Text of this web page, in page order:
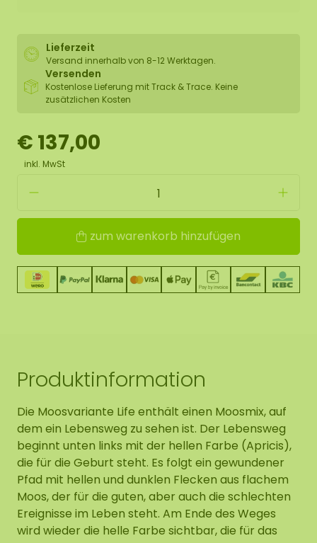
Lieferzeit
Versand innerhalb von 8-12 Werktagen.
Versenden
Kostenlose Lieferung mit Track & Trace. Keine
zusätzlichen Kosten
€ 137,00
inkl. MwSt
zum warenkorb hinzufügen
Produktinformation
Die Moosvariante Life enthält einen Moosmix, auf
dem ein Lebensweg zu sehen ist. Der Lebensweg
beginnt unten links mit der hellen Farbe (Apricis),
die für die Geburt steht. Es folgt ein gewundener
Pfad mit hellen und dunklen Flecken aus flachem
Moos, der für die guten, aber auch die schlechten
Ereignisse im Leben steht. Am Ende des Weges
wird wieder die helle Farbe sichtbar, die für das